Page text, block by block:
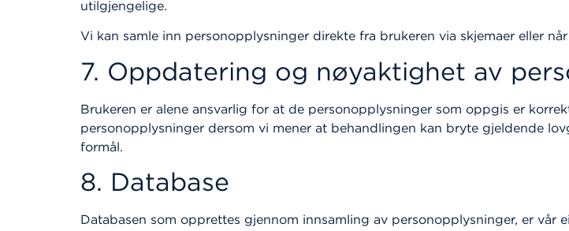
utilgjengelige.
Vi kan samle inn personopplysninger direkte fra brukeren via skjemaer eller
7. Oppdatering og nøyaktighet av
Brukeren er alene ansvarlig for at de personopplysninger som oppgis er
personopplysninger dersom vi mener at behandlingen kan bryte gjeldende
formål.
8. Database
Databasen som opprettes gjennom innsamling av personopplysninger, er